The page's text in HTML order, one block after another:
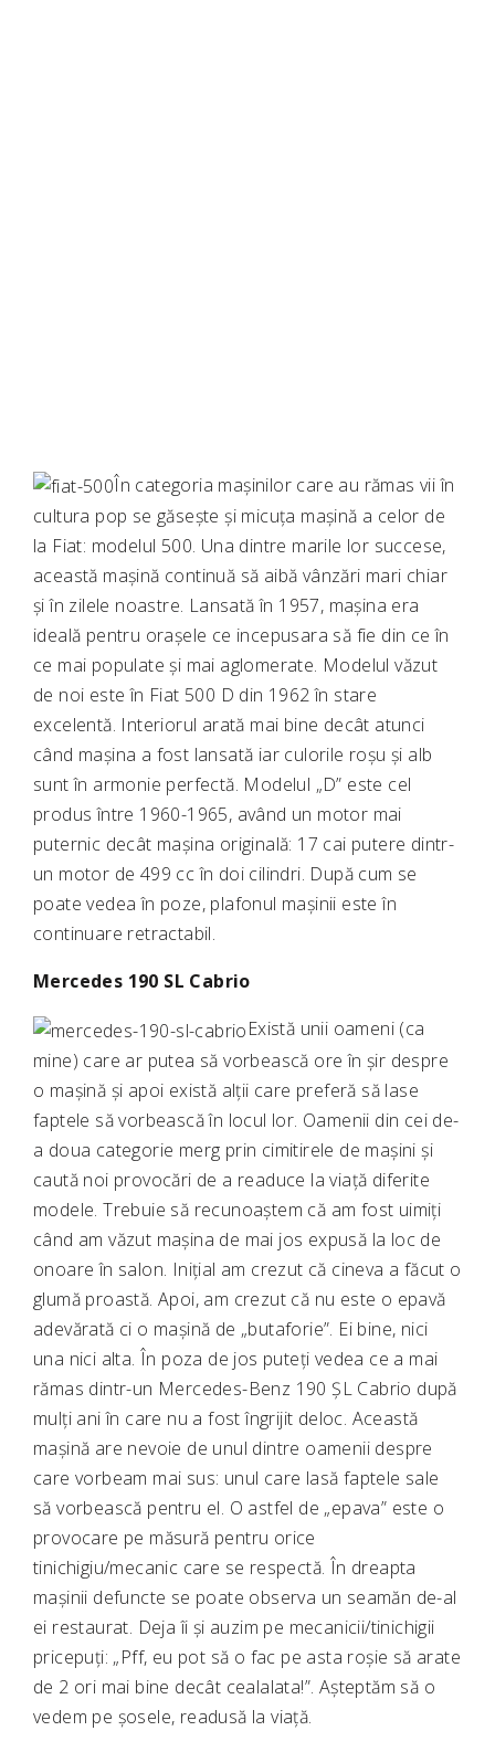
În categoria mașinilor care au rămas vii în
cultura pop se găsește și micuța mașină a celor de
la Fiat: modelul 500. Una dintre marile lor succese,
această mașină continuă să aibă vânzări mari chiar
și în zilele noastre. Lansată în 1957, mașina era
ideală pentru orașele ce incepusara să fie din ce în
ce mai populate și mai aglomerate. Modelul văzut
de noi este în Fiat 500 D din 1962 în stare
excelentă. Interiorul arată mai bine decât atunci
când mașina a fost lansată iar culorile roșu și alb
sunt în armonie perfectă. Modelul „D” este cel
produs între 1960-1965, având un motor mai
puternic decât mașina originală: 17 cai putere dintr-
un motor de 499 cc în doi cilindri. După cum se
poate vedea în poze, plafonul mașinii este în
continuare retractabil.
Mercedes 190 SL Cabrio
Există unii oameni (ca
mine) care ar putea să vorbească ore în șir despre
o mașină și apoi există alții care preferă să lase
faptele să vorbească în locul lor. Oamenii din cei de-
a doua categorie merg prin cimitirele de mașini și
caută noi provocări de a readuce la viață diferite
modele. Trebuie să recunoaștem că am fost uimiți
când am văzut mașina de mai jos expusă la loc de
onoare în salon. Inițial am crezut că cineva a făcut o
glumă proastă. Apoi, am crezut că nu este o epavă
adevărată ci o mașină de „butaforie”. Ei bine, nici
una nici alta. În poza de jos puteți vedea ce a mai
rămas dintr-un Mercedes-Benz 190 ȘL Cabrio după
mulți ani în care nu a fost îngrijit deloc. Această
mașină are nevoie de unul dintre oamenii despre
care vorbeam mai sus: unul care lasă faptele sale
să vorbească pentru el. O astfel de „epava” este o
provocare pe măsură pentru orice
tinichigiu/mecanic care se respectă. În dreapta
mașinii defuncte se poate observa un seamăn de-al
ei restaurat. Deja îi și auzim pe mecanicii/tinichigii
pricepuți: „Pff, eu pot să o fac pe asta roșie să arate
de 2 ori mai bine decât cealalata!”. Așteptăm să o
vedem pe șosele, readusă la viață.